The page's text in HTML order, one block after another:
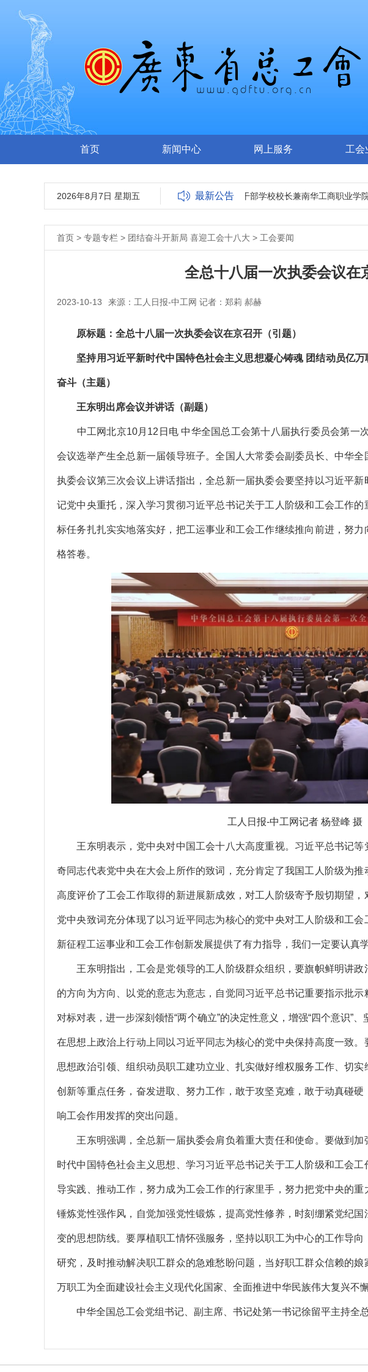
首页 新闻中心 网上服务 工会
2026年8月7日 星期五 最新公告
广东省总工会关于公开选调干部学校校长兼南华工商职业学院
首页 > 专题专栏 > 团结奋斗开新局 喜迎工会十八大 > 工会要闻
全总十八届一次执委会议在
2023-10-13 来源：工人日报-中工网 记者：郑莉 郝赫
原标题：全总十八届一次执委会议在京召开（引题）
坚持用习近平新时代中国特色社会主义思想凝心铸魂 团结动员亿万
奋斗（主题）
王东明出席会议并讲话（副题）
中工网北京10月12日电 中华全国总工会第十八届执行委员会第一次
会议选举产生全总新一届领导班子。全国人大常委会副委员长、中华
执委会议第三次会议上讲话指出，全总新一届执委会要坚持以习近平
记党中央重托，深入学习贯彻习近平总书记关于工人阶级和工会工作
标任务扎扎实实地落实好，把工运事业和工会工作继续推向前进，努
格答卷。
工人日报-中工网记者 杨登峰 摄
王东明表示，党中央对中国工会十八大高度重视。习近平总书记等
奇同志代表党中央在大会上所作的致词，充分肯定了我国工人阶级为推
高度评价了工会工作取得的新进展新成效，对工人阶级寄予殷切期望，
党中央致词充分体现了以习近平同志为核心的党中央对工人阶级和工
新征程工运事业和工会工作创新发展提供了有力指导，我们一定要认真
王东明指出，工会是党领导的工人阶级群众组织，要旗帜鲜明讲政
的方向为方向、以党的意志为意志，自觉同习近平总书记重要指示批
对标对表，进一步深刻领悟“两个确立”的决定性意义，增强“四个意识”、
在思想上政治上行动上同以习近平同志为核心的党中央保持高度一致
思想政治引领、组织动员职工建功立业、扎实做好维权服务工作、切
创新等重点任务，奋发进取、努力工作，敢于攻坚克难，敢于动真碰
响工会作用发挥的突出问题。
王东明强调，全总新一届执委会肩负着重大责任和使命。要做到加
时代中国特色社会主义思想、学习习近平总书记关于工人阶级和工会
导实践、推动工作，努力成为工会工作的行家里手，努力把党中央的
锤炼党性强作风，自觉加强党性锻炼，提高党性修养，时刻绷紧党纪
变的思想防线。要厚植职工情怀强服务，坚持以职工为中心的工作导
研究，及时推动解决职工群众的急难愁盼问题，当好职工群众信赖的
万职工为全面建设社会主义现代化国家、全面推进中华民族伟大复兴不懈
中华全国总工会党组书记、副主席、书记处第一书记徐留平主持全总